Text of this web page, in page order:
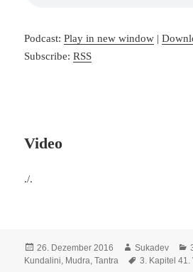
Podcast:Play in new window |
Subscribe:RSS
Video
./.
Veröffentlicht
am
26. Dezember 2016 Autor
Sukadev
Kundalini, Mudra, Tantra
Schlagwörter
3. Kapitel 41.